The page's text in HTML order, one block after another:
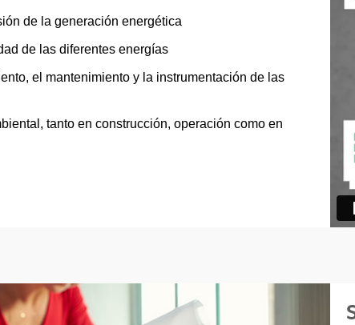
de la generación energética
de las diferentes energías
el mantenimiento y la instrumentación de las
tanto en construcción, operación como en